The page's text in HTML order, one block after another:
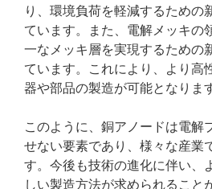
り、環境負荷を軽減するための
ています。また、電解メッキの
一なメッキ層を実現するための
ています。これにより、より高
器や部品の製造が可能となりま
このように、銅アノードは電解
せない要素であり、様々な産業
す。今後も技術の進化に伴い、
しい製造方法が求められること